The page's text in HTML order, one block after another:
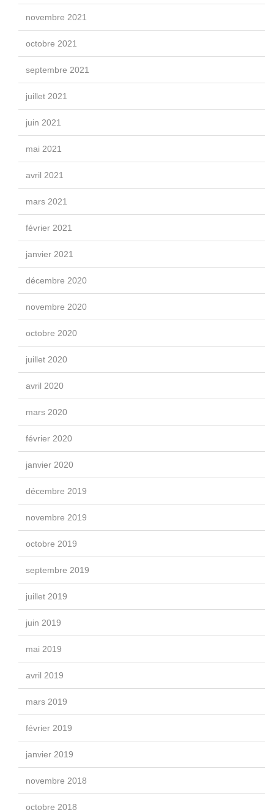
novembre 2021
octobre 2021
septembre 2021
juillet 2021
juin 2021
mai 2021
avril 2021
mars 2021
février 2021
janvier 2021
décembre 2020
novembre 2020
octobre 2020
juillet 2020
avril 2020
mars 2020
février 2020
janvier 2020
décembre 2019
novembre 2019
octobre 2019
septembre 2019
juillet 2019
juin 2019
mai 2019
avril 2019
mars 2019
février 2019
janvier 2019
novembre 2018
octobre 2018